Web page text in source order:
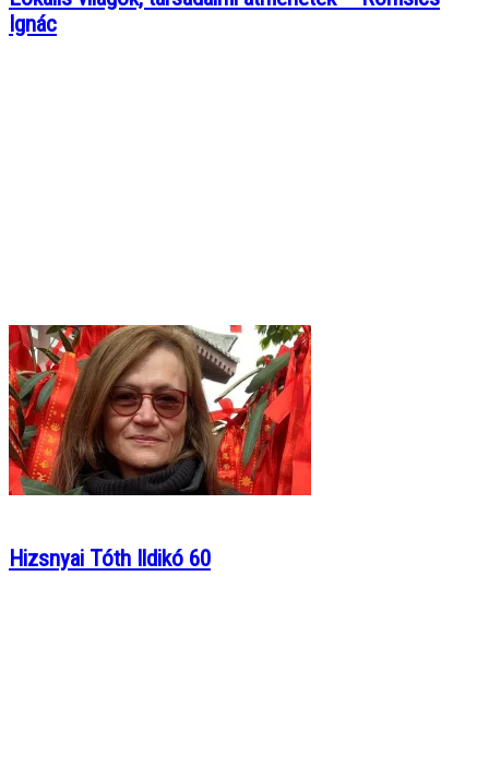
Ignác
Hizsnyai Tóth Ildikó 60